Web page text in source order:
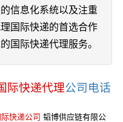
信息化系统以及注重
国际快递的首选合作
国际快递代理服务。
际快递代理公司电话
际快递公司 韬博供应链有限公